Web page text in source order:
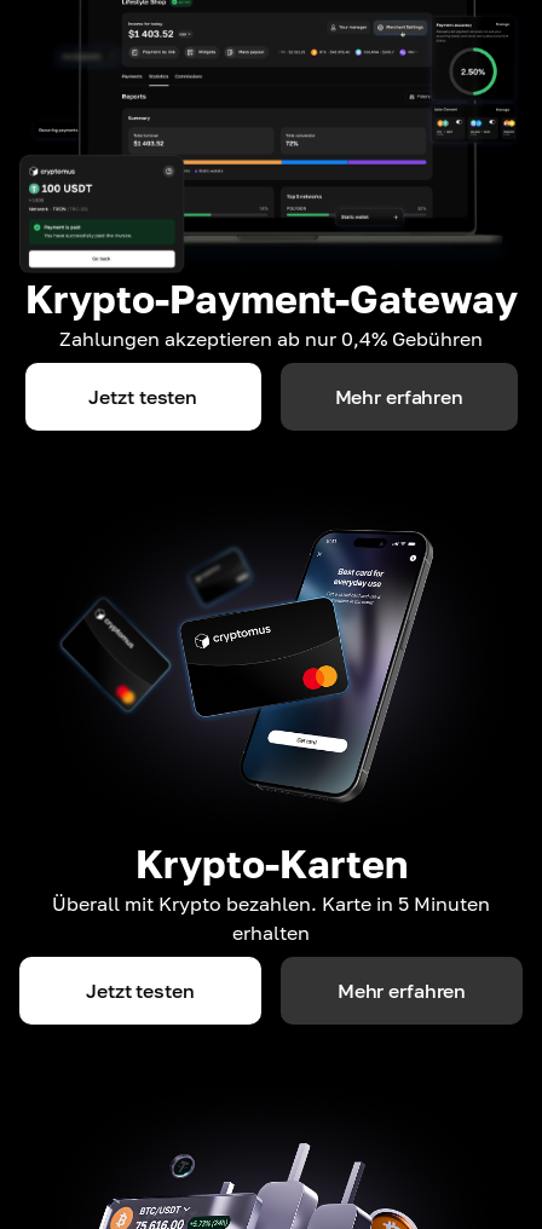
Krypto-Payment-Gateway
Zahlungen akzeptieren ab nur 0,4% Gebühren
Jetzt testen Mehr erfahren
Krypto-Karten
Überall mit Krypto bezahlen. Karte in 5 Minuten
erhalten
Jetzt testen Mehr erfahren